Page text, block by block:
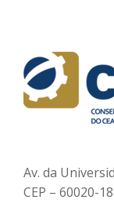
Av. da
CEP – 60020-